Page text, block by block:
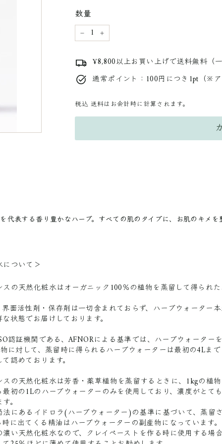
金
数量
−
+
¥8,800以上お買い上げで送料無料（
通常ポイント：100円につき1pt（※
税込 送料はお会計時に計算されます。
代表する香り豊かなハーブ。すべての肌のタイプに、お肌のキメを
ついて＞
の天然化粧水はオーガニック100％の植物を蒸留して得られ
面活性剤・保存剤は一切含まれておらず、ハーブウォーター
状態でお届けしております。
認証機関である、AFNORによる基準では、ハーブウォーター
に対して、蒸留時に得られるハーブウォーターは最初の4Lま
認めております。
の天然化粧水は芳香・薬草植物を蒸留するときに、1kgの植
初の1Lのハーブウォーターのみを使用しており、濃度がとて
。
法にあるイドロラ(ハーブウォーター)の基準に基づいて、蒸留
に出てくる精油はハーブウォーターの副産物になっています。
い天然化粧水なので、クレイペーストを作る時に使用する場